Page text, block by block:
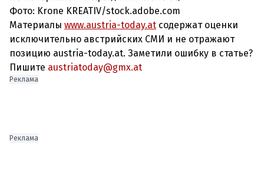
Фото: Krone KREATIV/stock.adobe.com
Материалы www.austria-today.at содержат оценки
исключительно австрийских СМИ и не отражают
позицию austria-today.at. Заметили ошибку в статье?
Пишите austriatoday@gmx.at
Реклама
Реклама